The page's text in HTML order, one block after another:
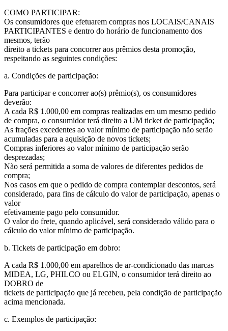
COMO PARTICIPAR:
Os consumidores que efetuarem compras nos LOCAIS/CANAIS
PARTICIPANTES e dentro do horário de funcionamento dos
mesmos, terão
direito a tickets para concorrer aos prêmios desta promoção,
respeitando as seguintes condições:
a. Condições de participação:
Para participar e concorrer ao(s) prêmio(s), os consumidores
deverão:
A cada R$ 1.000,00 em compras realizadas em um mesmo pedido
de compra, o consumidor terá direito a UM ticket de participação;
As frações excedentes ao valor mínimo de participação não serão
acumuladas para a aquisição de novos tickets;
Compras inferiores ao valor mínimo de participação serão
desprezadas;
Não será permitida a soma de valores de diferentes pedidos de
compra;
Nos casos em que o pedido de compra contemplar descontos, será
considerado, para fins de cálculo do valor de participação, apenas o
valor
efetivamente pago pelo consumidor.
O valor do frete, quando aplicável, será considerado válido para o
cálculo do valor mínimo de participação.
b. Tickets de participação em dobro:
A cada R$ 1.000,00 em aparelhos de ar-condicionado das marcas
MIDEA, LG, PHILCO ou ELGIN, o consumidor terá direito ao
DOBRO de
tickets de participação que já recebeu, pela condição de participação
acima mencionada.
c. Exemplos de participação: